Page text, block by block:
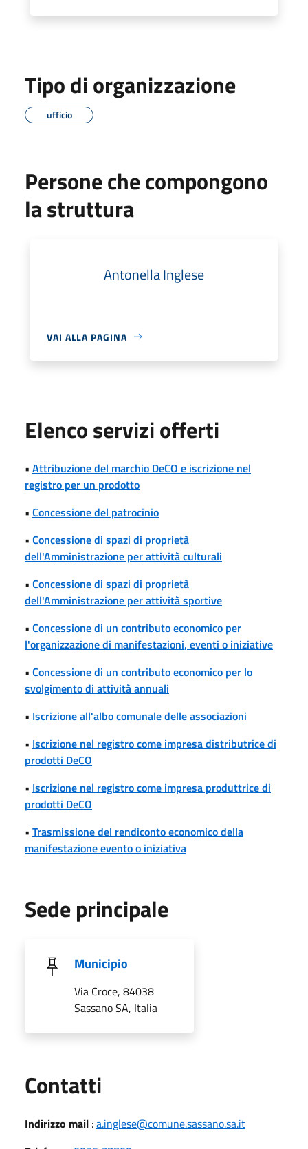
Tipo di organizzazione
ufficio
Persone che compongono
la struttura
Antonella Inglese
VAI ALLA PAGINA
Elenco servizi offerti
• Attribuzione del marchio DeCO e iscrizione nel
registro per un prodotto
• Concessione del patrocinio
• Concessione di spazi di proprietà
dell'Amministrazione per attività culturali
• Concessione di spazi di proprietà
dell'Amministrazione per attività sportive
• Concessione di un contributo economico per
l'organizzazione di manifestazioni, eventi o iniziative
• Concessione di un contributo economico per lo
svolgimento di attività annuali
• Iscrizione all'albo comunale delle associazioni
• Iscrizione nel registro come impresa distributrice di
prodotti DeCO
• Iscrizione nel registro come impresa produttrice di
prodotti DeCO
• Trasmissione del rendiconto economico della
manifestazione evento o iniziativa
Sede principale
Municipio
Via Croce, 84038
Sassano SA, Italia
Contatti
Indirizzo mail :a.inglese@comune.sassano.sa.it